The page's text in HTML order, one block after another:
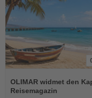
Sie
die
OLIMAR widmet den
Reisemagazin